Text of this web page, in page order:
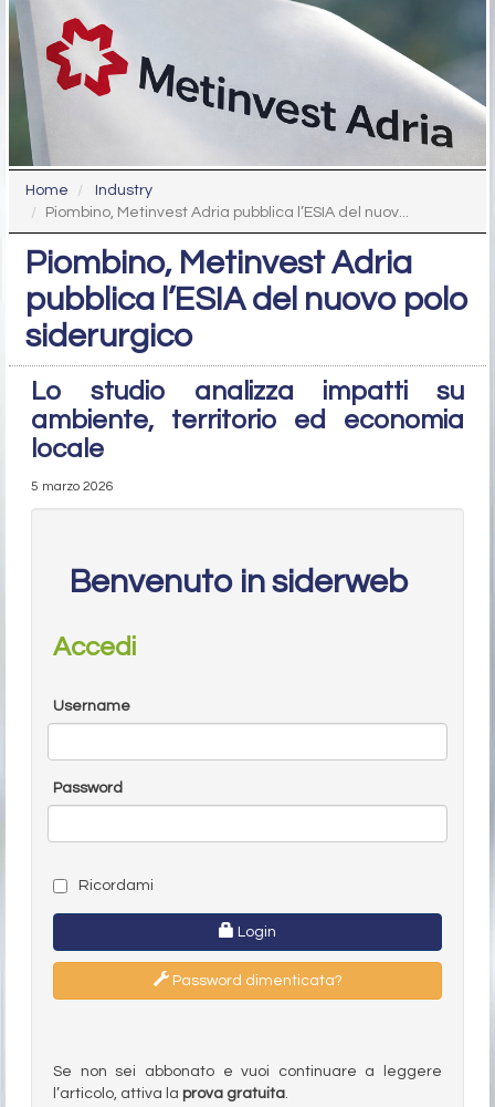
Home
Industry
Piombino, Metinvest Adria pubblica l’ESIA del nuov...
Piombino, Metinvest Adria
pubblica l’ESIA del nuovo polo
siderurgico
Lo studio analizza impatti su
ambiente, territorio ed economia
locale
5 marzo 2026
Benvenuto in siderweb
Accedi
Username
Password
Ricordami
Login
Password dimenticata?
Se non sei abbonato e vuoi continuare a leggere
l’articolo, attiva la prova gratuita.